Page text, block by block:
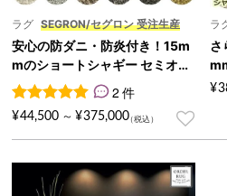
ラグ SEGRON/セグロン 受注生産
安心の防ダニ・防炎付き！15m
mのショートシャギー セミオー
ダーラグ『SEGRON/セグロ
ン』
2
件の利用者評価に基づく5段階評
2 件
¥44,500 ～ ¥375,000
ラ
さ
ー
¥